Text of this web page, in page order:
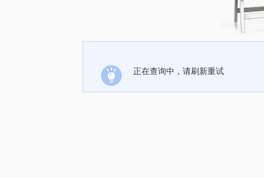
正在查询中，请刷新重试